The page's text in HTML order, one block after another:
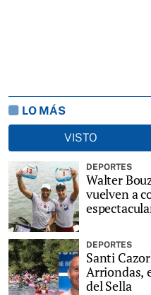
LO MÁS
VISTO
DEPORTES
Walter
vuelven a
DEPORTES
Santi
Arriondas,
del Sella